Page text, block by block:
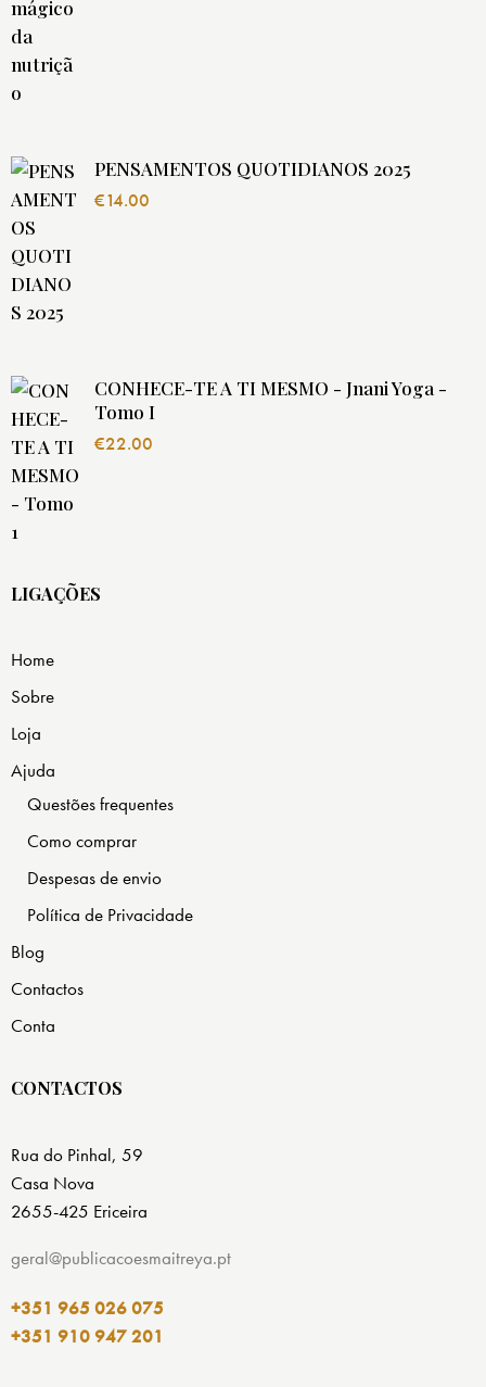
PENSAMENTOS QUOTIDIANOS 2025
€14.00
CONHECE-TE A TI MESMO - Jnani Yoga -
Tomo I
€22.00
LIGAÇÕES
Home
Sobre
Loja
Ajuda
Questões frequentes
Como comprar
Despesas de envio
Política de Privacidade
Blog
Contactos
Conta
CONTACTOS
Rua do Pinhal, 59
Casa Nova
2655-425 Ericeira
geral@publicacoesmaitreya.pt
+351 965 026 075
+351 910 947 201